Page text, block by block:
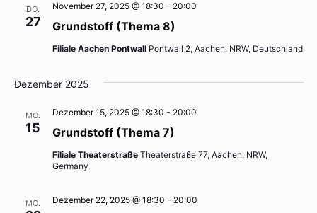
DO.
27 Grundstoff (Thema 8)
November 27, 2025 @ 18:30 - 20:00
Filiale Aachen Pontwall Pontwall 2, Aachen, NRW, Deutschland
Dezember 2025
MO.
15 Grundstoff (Thema 7)
Dezember 15, 2025 @ 18:30 - 20:00
Filiale Theaterstraße Theaterstraße 77, Aachen, NRW,
Germany
MO. Dezember 22, 2025 @ 18:30 - 20:00